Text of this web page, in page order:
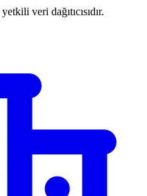
veri dağıtıcısıdır.